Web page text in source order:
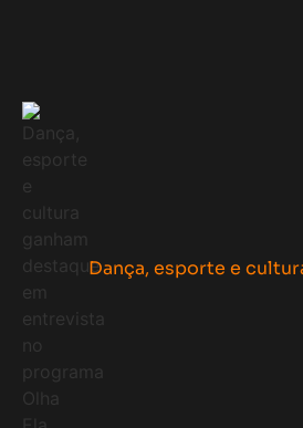
PM usa cassetete